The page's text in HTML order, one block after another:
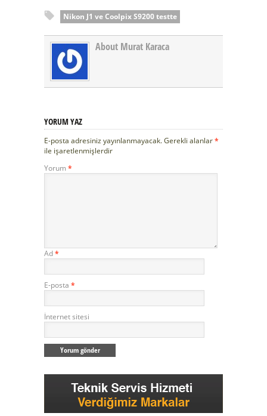
Nikon J1 ve Coolpix S9200 testte
About Murat Karaca
YORUM YAZ
E-posta adresiniz yayınlanmayacak.Gerekli alanlar*
ile işaretlenmişlerdir
Yorum *
Ad*
E-posta *
İnternet sitesi